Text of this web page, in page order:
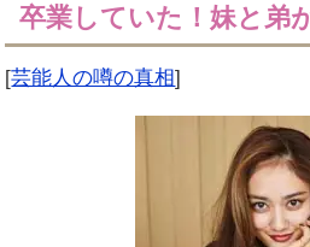
卒業していた！妹と弟
[芸能人の噂の真相]